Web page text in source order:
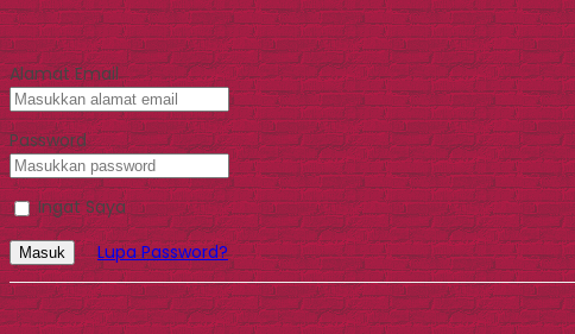
Alamat Email
Password
Ingat Saya
Masuk Lupa Password?